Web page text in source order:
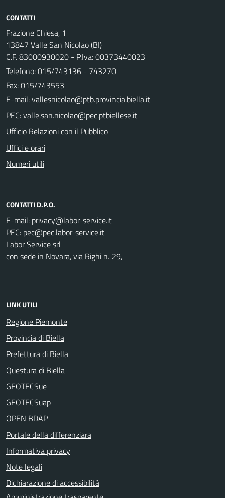
CONTATTI
Frazione Chiesa, 1
13847 Valle San Nicolao (BI)
C.F. 83000930020 - P.Iva: 00373440023
Telefono:015/743136 - 743270
Fax: 015/743553
E-mail:
PEC:
Ufficio Relazioni con il Pubblico
Uffici e orari
Numeri utili
CONTATTI D.P.O.
E-mail:
PEC:
Labor Service srl
con sede in Novara, via Righi n. 29,
LINK UTILI
Regione Piemonte
Provincia di Biella
Prefettura di Biella
Questura di Biella
GEOTECSue
GEOTECSuap
OPEN BDAP
Portale della differenziara
Informativa privacy
Note legali
Dichiarazione di accessibilità